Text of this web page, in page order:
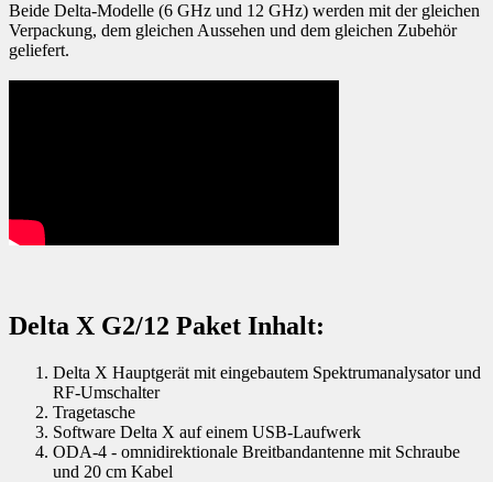
Beide Delta-Modelle (6 GHz und 12 GHz) werden mit der gleichen
Verpackung, dem gleichen Aussehen und dem gleichen Zubehör
geliefert.
Delta X G2/12 Paket Inhalt:
Delta X Hauptgerät mit eingebautem Spektrumanalysator und
RF-Umschalter
Tragetasche
Software Delta X auf einem USB-Laufwerk
ODA-4 - omnidirektionale Breitbandantenne mit Schraube
und 20 cm Kabel